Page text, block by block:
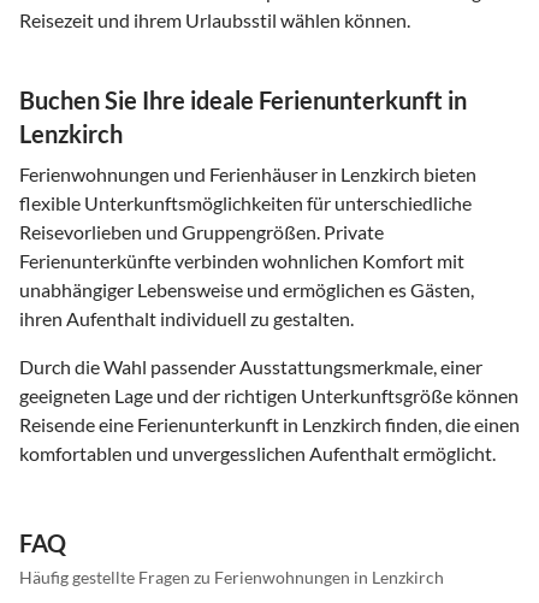
Reisezeit und ihrem Urlaubsstil wählen können.
Buchen Sie Ihre ideale Ferienunterkunft in
Lenzkirch
Ferienwohnungen und Ferienhäuser in Lenzkirch bieten
flexible Unterkunftsmöglichkeiten für unterschiedliche
Reisevorlieben und Gruppengrößen. Private
Ferienunterkünfte verbinden wohnlichen Komfort mit
unabhängiger Lebensweise und ermöglichen es Gästen,
ihren Aufenthalt individuell zu gestalten.
Durch die Wahl passender Ausstattungsmerkmale, einer
geeigneten Lage und der richtigen Unterkunftsgröße können
Reisende eine Ferienunterkunft in Lenzkirch finden, die einen
komfortablen und unvergesslichen Aufenthalt ermöglicht.
FAQ
Häufig gestellte Fragen zu Ferienwohnungen in Lenzkirch